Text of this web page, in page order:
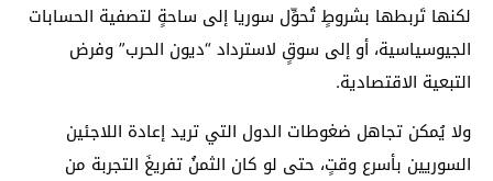
لكنها تَربطها بشروطٍ تُحوِّل سوريا إلى ساحةٍ لتصفية الحسابات
الجيوسياسية، أو إلى سوقٍ لاسترداد “ديون الحرب” وفرض
التبعية الاقتصادية.
ولا يُمكن تجاهل ضغوطات الدول التي تريد إعادة اللاجئين
السوريين بأسرع وقتٍ، حتى لو كان الثمنُ تفريغَ التجربة من